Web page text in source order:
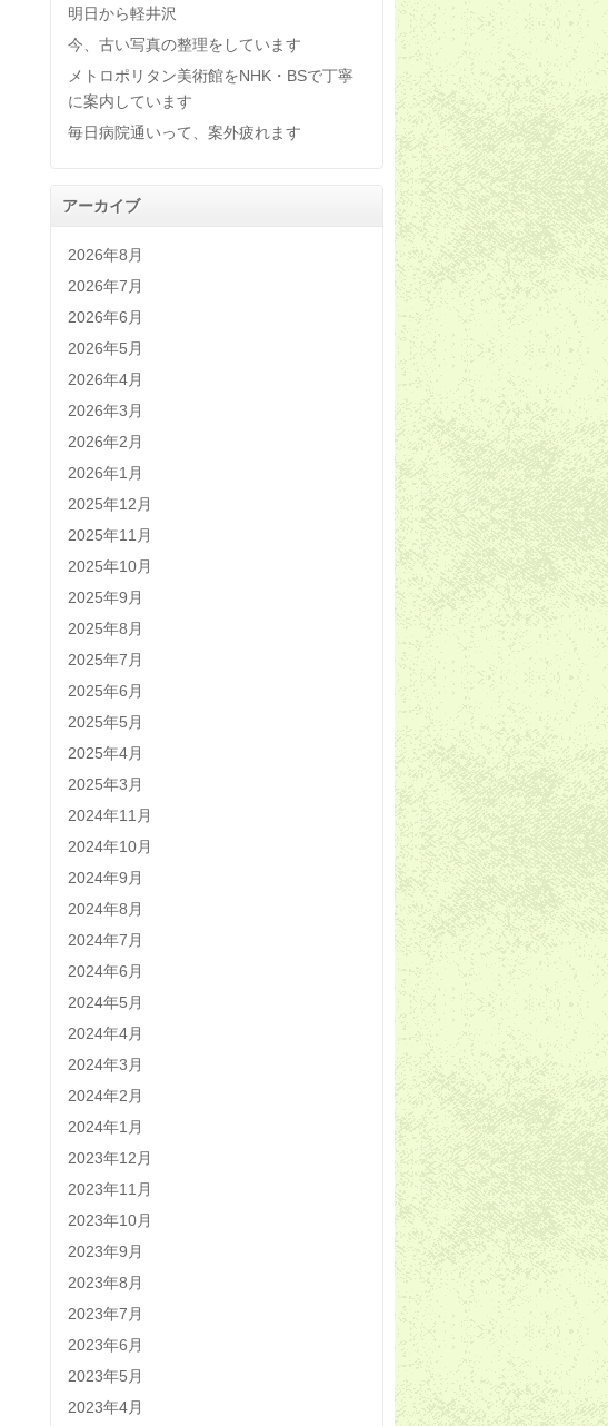
明日から軽井沢
今、古い写真の整理をしています
メトロポリタン美術館をNHK・BSで丁寧
に案内しています
毎日病院通いって、案外疲れます
アーカイブ
2026年8月
2026年7月
2026年6月
2026年5月
2026年4月
2026年3月
2026年2月
2026年1月
2025年12月
2025年11月
2025年10月
2025年9月
2025年8月
2025年7月
2025年6月
2025年5月
2025年4月
2025年3月
2024年11月
2024年10月
2024年9月
2024年8月
2024年7月
2024年6月
2024年5月
2024年4月
2024年3月
2024年2月
2024年1月
2023年12月
2023年11月
2023年10月
2023年9月
2023年8月
2023年7月
2023年6月
2023年5月
2023年4月